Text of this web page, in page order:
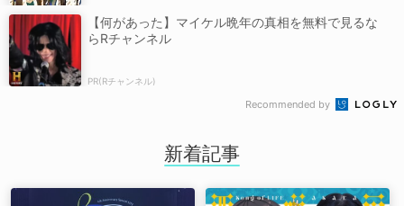
【何があった】マイケル晩年の真相を無料で見るな
らRチャンネル
PR(Rチャンネル)
Recommended by
新着記事